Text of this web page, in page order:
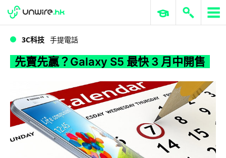
先賣先贏？Galaxy S5 最快 3 月中開售
WWDC 2026 ERP 與商業 AI
3C科技 手提電話
先賣先贏？Galaxy S5 最快 3 月中開售